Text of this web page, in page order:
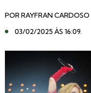
PORRAYFRAN CARDOSO
03/02/2025 ÀS 16:09.